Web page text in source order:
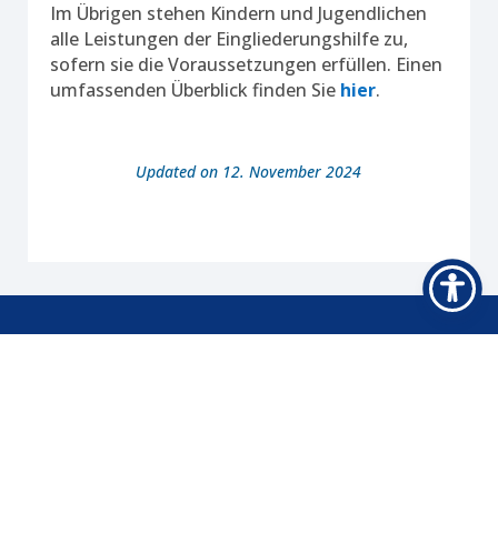
Im Übrigen stehen Kindern und Jugendlichen
alle Leistungen der Eingliederungshilfe zu,
sofern sie die Voraussetzungen erfüllen. Einen
umfassenden Überblick finden Sie hier.
Updated on 12. November 2024